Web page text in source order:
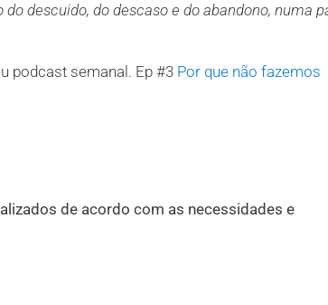
descuido, do descaso e do abandono, numa
podcast semanal. Ep #3 Por que não fazemos
de acordo com as necessidades e